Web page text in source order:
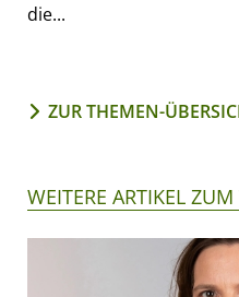
die...
ZUR THEMEN-
WEITERE ARTIKEL